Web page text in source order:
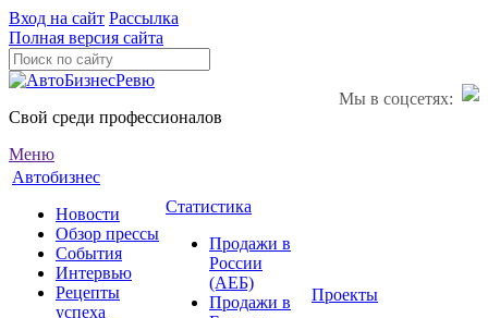
Вход на сайт Рассылка
Полная версия сайта
Мы в соцсетях:
Свой среди профессионалов
Меню
Автобизнес
Новости
Обзор прессы
События
Интервью
Рецепты
успеха
Статистика
Продажи в
России
(АЕБ)
Продажи в
Проекты